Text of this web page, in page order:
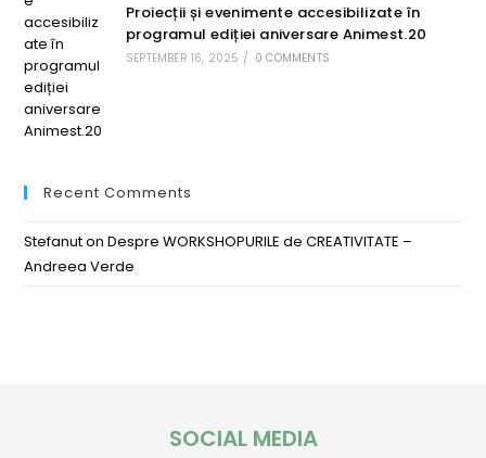
Proiecții și evenimente accesibilizate în
programul ediției aniversare Animest.20
SEPTEMBER 16, 2025 / 0 COMMENTS
Recent Comments
StefanutonDespre WORKSHOPURILE de CREATIVITATE –
Andreea Verde
SOCIAL MEDIA